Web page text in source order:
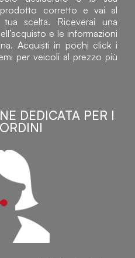
corretto e vai al
scelta. Riceverai una
e le informazioni
Acquisti in pochi click i
per veicoli al prezzo più
DEDICATA PER I